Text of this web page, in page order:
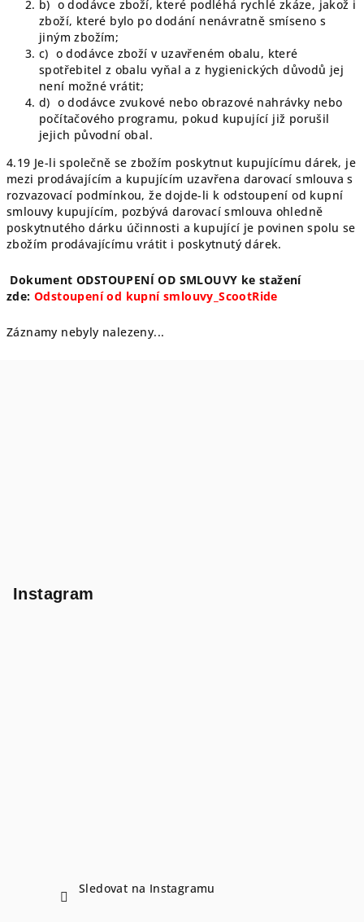
b) o dodávce zboží, které podléhá rychlé zkáze, jakož i
zboží, které bylo po dodání nenávratně smíseno s
jiným zbožím;
c) o dodávce zboží v uzavřeném obalu, které
spotřebitel z obalu vyňal a z hygienických důvodů jej
není možné vrátit;
d) o dodávce zvukové nebo obrazové nahrávky nebo
počítačového programu, pokud kupující již porušil
jejich původní obal.
4.19 Je-li společně se zbožím poskytnut kupujícímu dárek, je
mezi prodávajícím a kupujícím uzavřena darovací smlouva s
rozvazovací podmínkou, že dojde-li k odstoupení od kupní
smlouvy kupujícím, pozbývá darovací smlouva ohledně
poskytnutého dárku účinnosti a kupující je povinen spolu se
zbožím prodávajícímu vrátit i poskytnutý dárek.
Dokument ODSTOUPENÍ OD SMLOUVY ke stažení
zde: Odstoupení od kupní smlouvy_ScootRide
Záznamy nebyly nalezeny...
Instagram
Sledovat na Instagramu